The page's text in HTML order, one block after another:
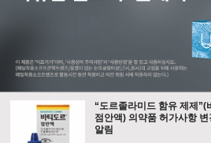
“도르졸라미드 함유 제제”(
점안액) 의약품 허가사항 변
알림